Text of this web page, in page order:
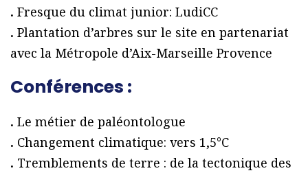
. Fresque du climat junior: LudiCC
. Plantation d’arbres sur le site en partenariat
avec la Métropole d’Aix-Marseille Provence
Conférences :
. Le métier de paléontologue
. Changement climatique: vers 1,5°C
. Tremblements de terre : de la tectonique des